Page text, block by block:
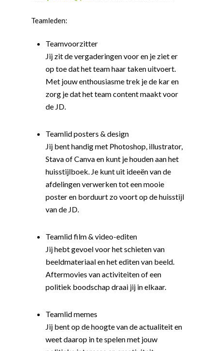
Teamleden:
Teamvoorzitter
Jij zit de vergaderingen voor en je ziet er
op toe dat het team haar taken uitvoert.
Met jouw enthousiasme trek je de kar en
zorg je dat het team content maakt voor
de JD.
Teamlid posters & design
Jij bent handig met Photoshop, illustrator,
Stava of Canva en kunt je houden aan het
huisstijlboek. Je kunt uit ideeën van de
afdelingen verwerken tot een mooie
poster en borduurt zo voort op de huisstijl
van de JD.
Teamlid film & video-editen
Jij hebt gevoel voor het schieten van
beeldmateriaal en het editen van beeld.
Aftermovies van activiteiten of een
politiek boodschap draai jij in elkaar.
Teamlid memes
Jij bent op de hoogte van de actualiteit en
weet daarop in te spelen met jouw
Welkom bij de Jonge
Democraten!
Standpunten
Moties en Politiek
Politiek